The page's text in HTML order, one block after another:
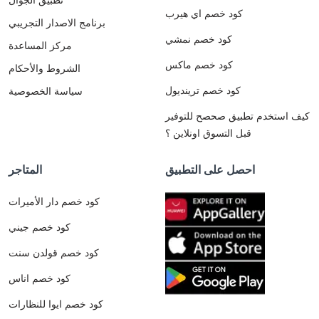
برنامج الاصدار التجريبي
مركز المساعدة
الشروط والأحكام
سياسة الخصوصية
كود خصم اي هيرب
كود خصم نمشي
كود خصم ماكس
كود خصم ترينديول
كيف استخدم تطبيق صحصح للتوفير
قبل التسوق اونلاين ؟
المتاجر
كود خصم دار الأميرات
كود خصم جيني
كود خصم قولدن سنت
كود خصم اناس
كود خصم ايوا للنظارات
احصل على التطبيق